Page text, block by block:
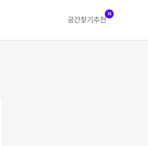
공간찾기 추천
N